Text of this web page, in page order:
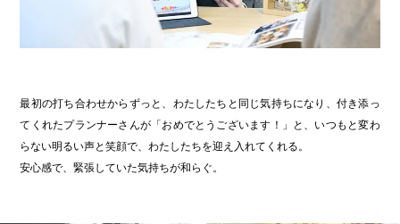
最初の打ち合わせからずっと、わたしたちと同じ気持ちになり、付き添っ
てくれたプランナーさんが「おめでとうございます！」と、いつもと変わ
らない明るい声と笑顔で、わたしたちを迎え入れてくれる。
安心感で、緊張していた気持ちが和らぐ。